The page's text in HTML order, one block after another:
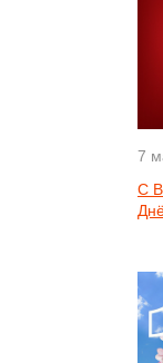
7
С